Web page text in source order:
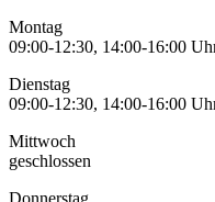
Montag
09:00-12:30, 14:00-16:00
Dienstag
09:00-12:30, 14:00-16:00
Mittwoch
geschlossen
Donnerstag